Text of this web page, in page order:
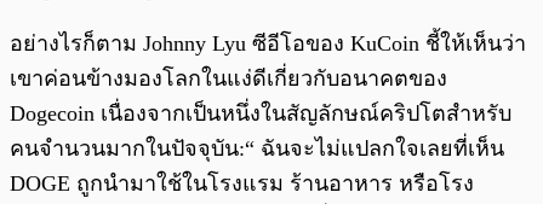
อย่างไรก็ตาม Johnny Lyu ซีอีโอของ KuCoin ชี้ให้เห็นว่า
เขาค่อนข้างมองโลกในแง่ดีเกี่ยวกับอนาคตของ
Dogecoin เนื่องจากเป็นหนึ่งในสัญลักษณ์คริปโตสำหรับ
คนจำนวนมากในปัจจุบัน:“ ฉันจะไม่แปลกใจเลยที่เห็น
DOGE ถูกนำมาใช้ในโรงแรม ร้านอาหาร หรือโรง